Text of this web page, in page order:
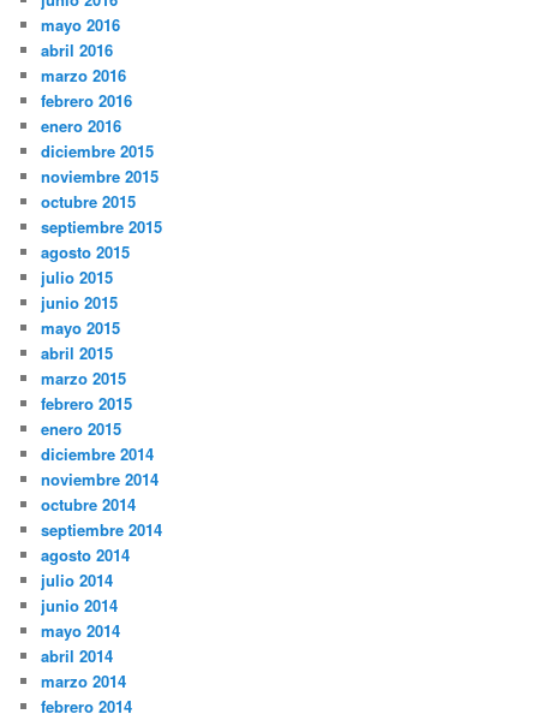
mayo 2016
abril 2016
marzo 2016
febrero 2016
enero 2016
diciembre 2015
noviembre 2015
octubre 2015
septiembre 2015
agosto 2015
julio 2015
junio 2015
mayo 2015
abril 2015
marzo 2015
febrero 2015
enero 2015
diciembre 2014
noviembre 2014
octubre 2014
septiembre 2014
agosto 2014
julio 2014
junio 2014
mayo 2014
abril 2014
marzo 2014
febrero 2014